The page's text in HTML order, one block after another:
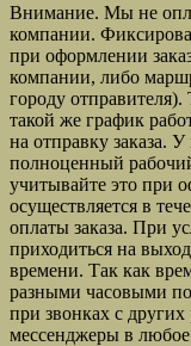
Внимание. Мы не
компании.
при оформлении
компании, либо
городу
такой же график
на отправку заказа.
полноценный
учитывайте это при
осуществляется в
оплаты заказа. При
приходиться на
времени. Так как
разными часовыми
при звонках с
мессенджеры в